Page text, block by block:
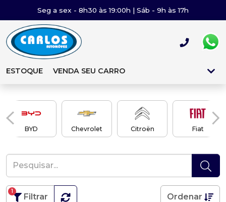
Seg a sex - 8h30 às 19:00h | Sáb - 9h às 17h
ESTOQUE VENDA SEU CARRO
BYD Chevrolet Citroën Fiat
Filtrar
1
Ordenar